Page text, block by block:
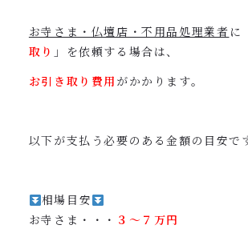
お寺さま・仏壇店・不用品処理業者 に
取り 」を依頼する場合は、
お引き取り費用 がかかります。
以下が支払う必要のある金額の目安で
相場目安
お寺さま・・・ ３〜７万円